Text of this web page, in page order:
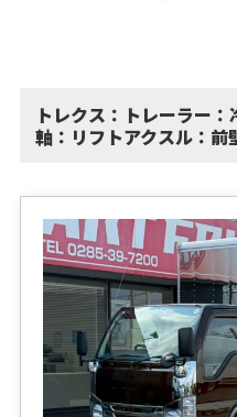
トレクス：トレーラー
軸：リフトアクスル：前